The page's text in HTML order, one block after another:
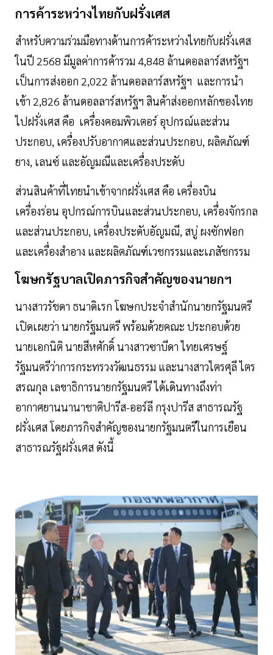
การค้าระหว่างไทยกับฝรั่งเศส
สำหรับความร่วมมือทางด้านการค้าระหว่างไทยกับฝรั่งเศส
ในปี 2568 มีมูลค่าการค้ารวม 4,848 ล้านดอลลาร์สหรัฐฯ
เป็นการส่งออก 2,022 ล้านดอลลาร์สหรัฐฯ และการนำ
เข้า 2,826 ล้านดอลลาร์สหรัฐฯ สินค้าส่งออกหลักของไทย
ไปฝรั่งเศส คือ เครื่องคอมพิวเตอร์ อุปกรณ์และส่วน
ประกอบ, เครื่องปรับอากาศและส่วนประกอบ, ผลิตภัณฑ์
ยาง, เลนซ์ และอัญมณีและเครื่องประดับ
ส่วนสินค้าที่ไทยนำเข้าจากฝรั่งเศส คือ เครื่องบิน
เครื่องร่อน อุปกรณ์การบินและส่วนประกอบ, เครื่องจักรกล
และส่วนประกอบ, เครื่องประดับอัญมณี, สบู่ ผงซักฟอก
และเครื่องสำอาง และผลิตภัณฑ์เวชกรรมและเภสัชกรรม
โฆษกรัฐบาลเปิดภารกิจสำคัญของนายกฯ
นางสาวรัชดา ธนาดิเรก โฆษกประจำสำนักนายกรัฐมนตรี
เปิดเผยว่า นายกรัฐมนตรี พร้อมด้วยคณะ ประกอบด้วย
นายเอกนิติ นายสีหศักดิ์ นางสาวซาบีดา ไทยเศรษฐ์
รัฐมนตรีว่าการกระทรวงวัฒนธรรม และนางสาวไตรศุลี ไตร
สรณกุล เลขาธิการนายกรัฐมนตรี ได้เดินทางถึงท่า
อากาศยานนานาชาติปารีส-ออร์ลี กรุงปารีส สาธารณรัฐ
ฝรั่งเศส โดยภารกิจสำคัญของนายกรัฐมนตรีในการเยือน
สาธารณรัฐฝรั่งเศส ดังนี้